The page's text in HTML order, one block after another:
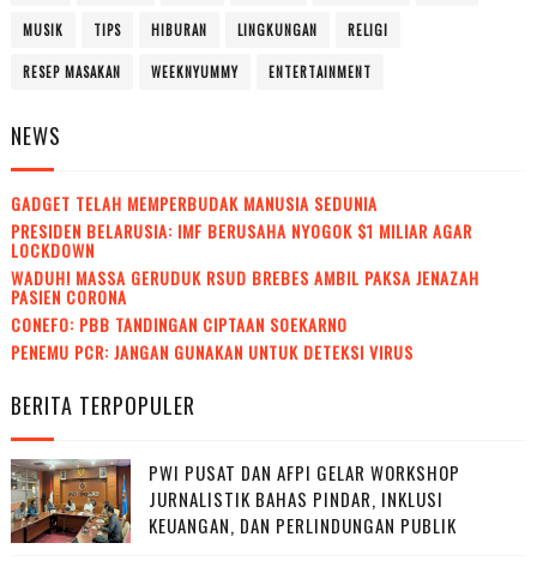
MUSIK TIPS HIBURAN LINGKUNGAN RELIGI
RESEP MASAKAN WEEKNYUMMY ENTERTAINMENT
NEWS
GADGET TELAH MEMPERBUDAK MANUSIA SEDUNIA
PRESIDEN BELARUSIA: IMF BERUSAHA NYOGOK $1 MILIAR AGAR
LOCKDOWN
WADUH! MASSA GERUDUK RSUD BREBES AMBIL PAKSA JENAZAH
PASIEN CORONA
CONEFO: PBB TANDINGAN CIPTAAN SOEKARNO
PENEMU PCR: JANGAN GUNAKAN UNTUK DETEKSI VIRUS
BERITA TERPOPULER
PWI PUSAT DAN AFPI GELAR WORKSHOP
JURNALISTIK BAHAS PINDAR, INKLUSI
KEUANGAN, DAN PERLINDUNGAN PUBLIK